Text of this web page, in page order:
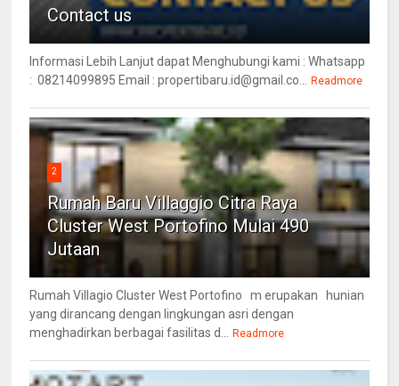
Contact us
Informasi Lebih Lanjut dapat Menghubungi kami : Whatsapp
: 08214099895 Email : propertibaru.id@gmail.co... Readmore
2
Rumah Baru Villaggio Citra Raya
Cluster West Portofino Mulai 490
Jutaan
Rumah Villagio Cluster West Portofino m erupakan hunian
yang dirancang dengan lingkungan asri dengan
menghadirkan berbagai fasilitas d... Readmore